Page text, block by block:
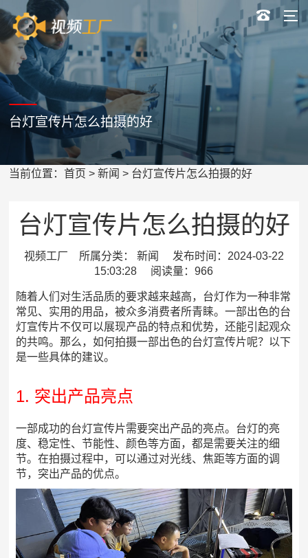
台灯宣传片怎么拍摄的好
当前位置：首页 >新闻 > 台灯宣传片怎么拍摄的好
台灯宣传片怎么拍摄的好
视频工厂 所属分类： 新闻 发布时间：2024-03-22
15:03:28 阅读量：966
随着人们对生活品质的要求越来越高，台灯作为一种非常
常见、实用的用品，被众多消费者所青睐。一部出色的台
灯宣传片不仅可以展现产品的特点和优势，还能引起观众
的共鸣。那么，如何拍摄一部出色的台灯宣传片呢？以下
是一些具体的建议。
1. 突出产品亮点
一部成功的台灯宣传片需要突出产品的亮点。台灯的亮
度、稳定性、节能性、颜色等方面，都是需要关注的细
节。在拍摄过程中，可以通过对光线、焦距等方面的调
节，突出产品的优点。